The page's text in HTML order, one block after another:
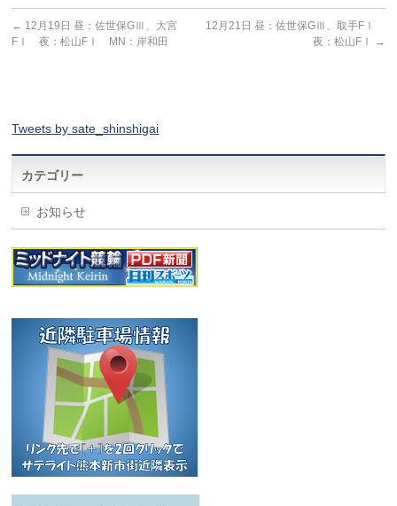
← 12月19日 昼：佐世保GⅢ、大宮
FⅠ 夜：松山FⅠ MN：岸和田
12月21日 昼：佐世保GⅢ、取手FⅠ
夜：松山FⅠ
→
Tweets by sate_shinshigai
カテゴリー
お知らせ